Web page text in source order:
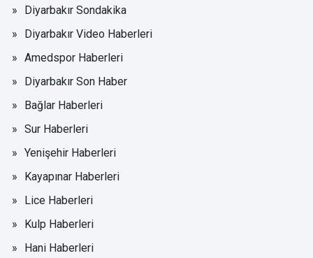
Diyarbakır Sondakika
Diyarbakır Video Haberleri
Amedspor Haberleri
Diyarbakır Son Haber
Bağlar Haberleri
Sur Haberleri
Yenişehir Haberleri
Kayapınar Haberleri
Lice Haberleri
Kulp Haberleri
Hani Haberleri